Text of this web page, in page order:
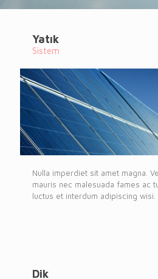
Yatık
Sistem
Nulla imperdiet sit amet magna.
mauris nec malesuada fames ac
luctus et interdum adipiscing wisi.
Dik